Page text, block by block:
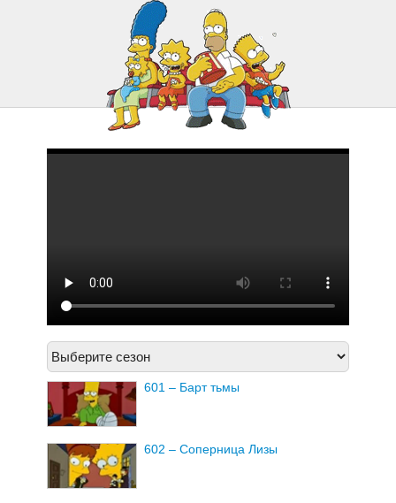
625 – Кто убил мистера Бернса
601 – Барт тьмы
602 – Соперница Лизы